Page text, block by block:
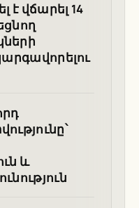
է վճարել 14
և